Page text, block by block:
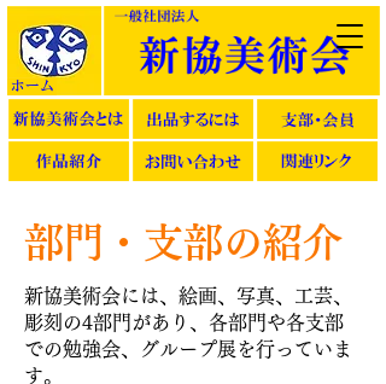
部門・支部の紹介
新協美術会には、絵画、写真、工芸、
彫刻の4部門があり、各部門や各支部
での勉強会、グループ展を行っていま
す。